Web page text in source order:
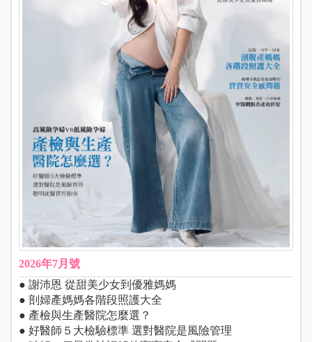
2026年7月號
● 謝沛恩 從甜美少女到優雅媽媽
● 剖婦產媽媽各階段照護大全
● 產檢與生產醫院怎麼選？
● 好醫師５大檢驗標準 選對醫院是風險管理